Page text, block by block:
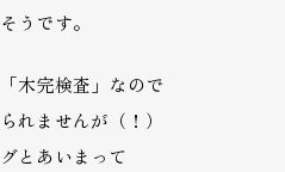
うです。
木完検査」なので
れませんが（！）
とあいまって